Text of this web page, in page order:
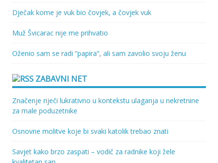
Dječak kome je vuk bio čovjek, a čovjek vuk
Muž Švicarac nije me prihvatio
Oženio sam se radi “papira”, ali sam zavolio svoju ženu
ZABAVNI NET
Značenje riječi lukrativno u kontekstu ulaganja u nekretnine
za male poduzetnike
Osnovne molitve koje bi svaki katolik trebao znati
Savjet kako brzo zaspati – vodič za radnike koji žele